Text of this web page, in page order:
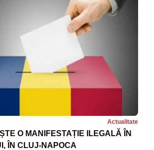
Actualitate
O MANIFESTAȚIE ILEGALĂ ÎN
ÎN CLUJ-NAPOCA